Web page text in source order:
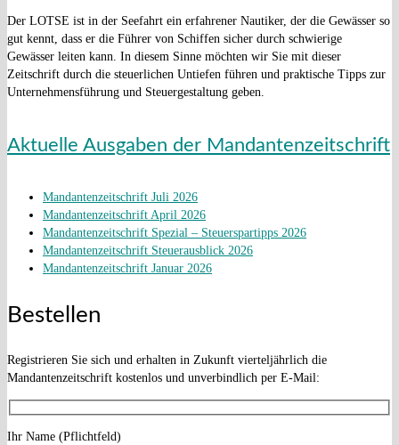
Der LOTSE ist in der Seefahrt ein erfahrener Nautiker, der die Gewässer so
gut kennt, dass er die Führer von Schiffen sicher durch schwierige
Gewässer leiten kann. In diesem Sinne möchten wir Sie mit dieser
Zeitschrift durch die steuerlichen Untiefen führen und praktische Tipps zur
Unternehmensführung und Steuergestaltung geben.
Aktuelle Ausgaben der Mandantenzeitschrift
Mandantenzeitschrift Juli 2026
Mandantenzeitschrift April 2026
Mandantenzeitschrift Spezial – Steuerspartipps 2026
Mandantenzeitschrift Steuerausblick 2026
Mandantenzeitschrift Januar 2026
Bestellen
Registrieren Sie sich und erhalten in Zukunft vierteljährlich die
Mandantenzeitschrift kostenlos und unverbindlich per E-Mail:
Ihr Name (Pflichtfeld)